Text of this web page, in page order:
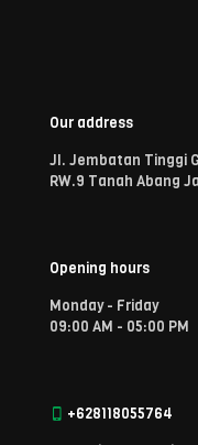
Our address
Jl. Jembatan Tinggi
RW.9 Tanah Abang
Opening hours
Monday - Friday
09:00 AM - 05:00 PM
+628118055764